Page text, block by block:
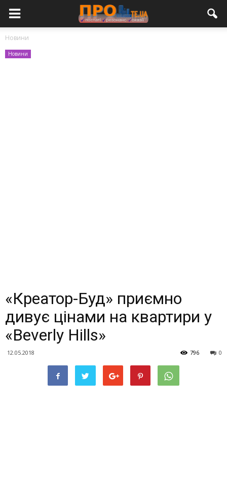
Новини
Новини
«Креатор-Буд» приємно
дивує цінами на квартири у
«Beverly Hills»
12.05.2018 0
796